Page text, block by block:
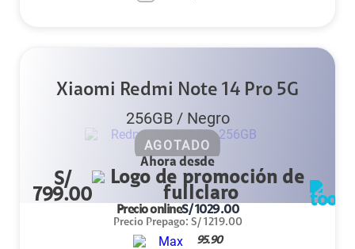
Xiaomi Redmi Note 14 Pro 5G
256GB/ Negro
AGOTADO
Ahora desde
S/
799.00
Precio onlineS/1029.00
Precio Prepago: S/ 1219.00
95.90